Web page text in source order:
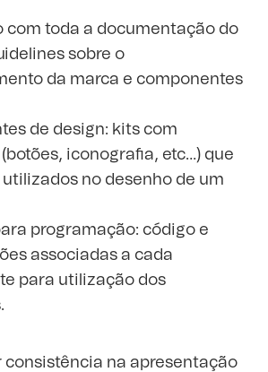
com toda a documentação do
sobre o
da marca e componentes
de design: kits com
iconografia, etc…) que
no desenho de um
programação: código e
associadas a cada
para utilização dos
consistência na apresentação